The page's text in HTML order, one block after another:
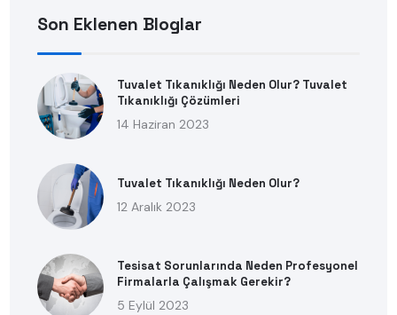
Son Eklenen Bloglar
Tuvalet Tıkanıklığı Neden Olur? Tuvalet
Tıkanıklığı Çözümleri
14 Haziran 2023
Tuvalet Tıkanıklığı Neden Olur?
12 Aralık 2023
Tesisat Sorunlarında Neden Profesyonel
Firmalarla Çalışmak Gerekir?
5 Eylül 2023